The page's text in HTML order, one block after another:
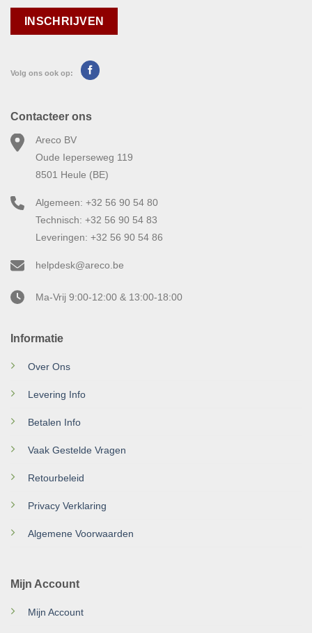
Volg ons ook op:
Informatie
Over Ons
Levering Info
Betalen Info
Vaak Gestelde Vragen
Retourbeleid
Privacy Verklaring
Algemene Voorwaarden
Mijn Account
Mijn Account
Contacteer ons
Areco BV
Oude Ieperseweg 119
8501 Heule (BE)
Algemeen: +32 56 90 54 80
Technisch: +32 56 90 54 83
Leveringen: +32 56 90 54 86
helpdesk@areco.be
Ma-Vrij 9:00-12:00 & 13:00-18:00